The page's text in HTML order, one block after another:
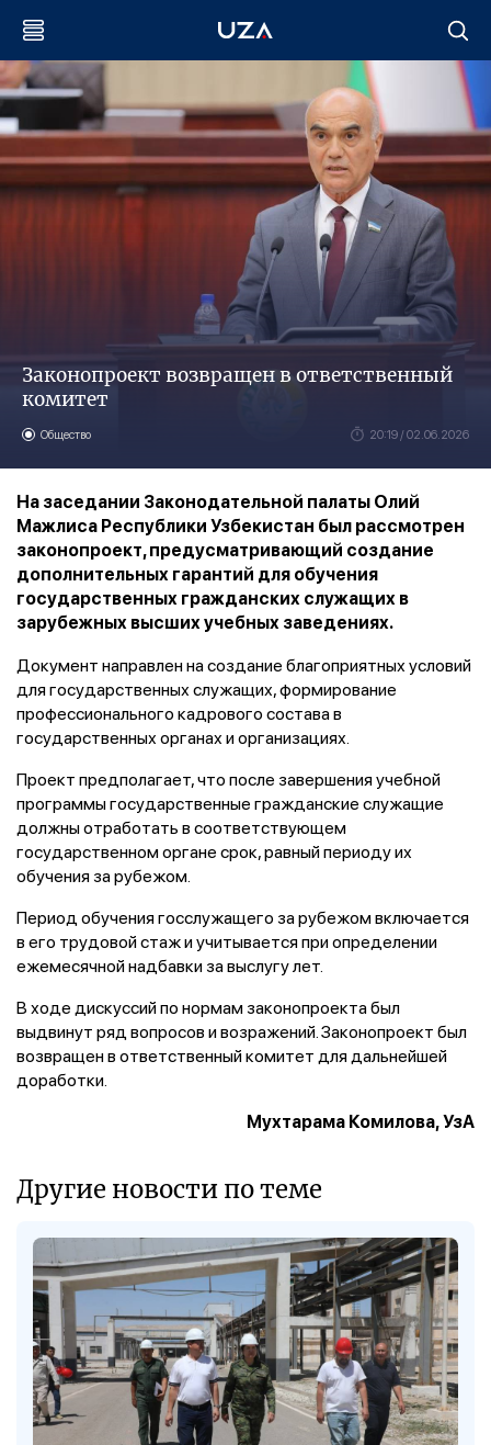
Законопроект возвращен в ответственный
комитет
Общество 20:19 / 02.06.2026
На заседании Законодательной палаты Олий
Мажлиса Республики Узбекистан был рассмотрен
законопроект, предусматривающий создание
дополнительных гарантий для обучения
государственных гражданских служащих в
зарубежных высших учебных заведениях.
Документ направлен на создание благоприятных условий
для государственных служащих, формирование
профессионального кадрового состава в
государственных органах и организациях.
Проект предполагает, что после завершения учебной
программы государственные гражданские служащие
должны отработать в соответствующем
государственном органе срок, равный периоду их
обучения за рубежом.
Период обучения госслужащего за рубежом включается
в его трудовой стаж и учитывается при определении
ежемесячной надбавки за выслугу лет.
В ходе дискуссий по нормам законопроекта был
выдвинут ряд вопросов и возражений. Законопроект был
возвращен в ответственный комитет для дальнейшей
доработки.
Мухтарама Комилова, УзА
Другие новости по теме